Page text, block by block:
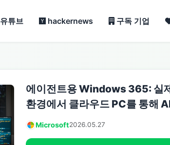
유튜브 hackernews 구독 기업
에이전트용 Windows 365: 실
환경에서 클라우드 PC를 통해
Microsoft2026.05.27